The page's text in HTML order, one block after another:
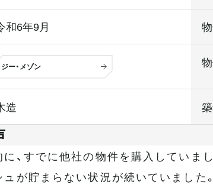
和6年9月
ジー・メゾン
造
、すでに他社の物件を購入していま
が貯まらない状況が続いていました。